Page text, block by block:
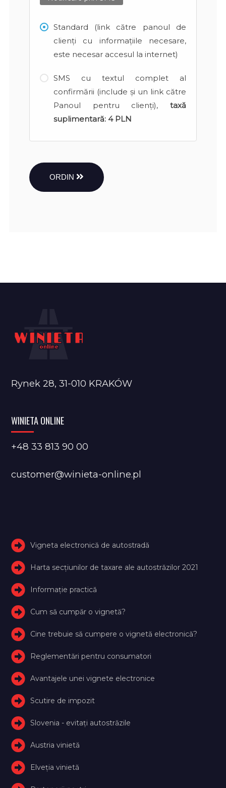
Standard (link către panoul de
clienți cu informațiile necesare,
este necesar accesul la internet)
SMS cu textul complet al
confirmării (include și un link către
Panoul pentru clienți), taxă
suplimentară: 4 PLN
ORDIN
Rynek 28, 31-010 KRAKÓW
WINIETA ONLINE
+48 33 813 90 00
customer@winieta-online.pl
Vigneta electronică de autostradă
Harta secțiunilor de taxare ale autostrăzilor 2021
Informație practică
Cum să cumpăr o vignetă?
Cine trebuie să cumpere o vignetă electronică?
Reglementări pentru consumatori
Avantajele unei vignete electronice
Scutire de impozit
Slovenia - evitați autostrăzile
Austria vinietă
Elveţia vinietă